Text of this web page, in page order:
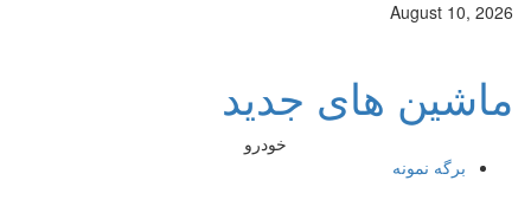
August 10, 2026
ماشین های جدید
خودرو
برگه نمونه